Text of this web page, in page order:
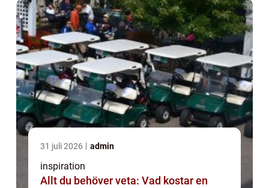
31 juli 2026 admin
inspiration
Allt du behöver veta: Vad kostar en